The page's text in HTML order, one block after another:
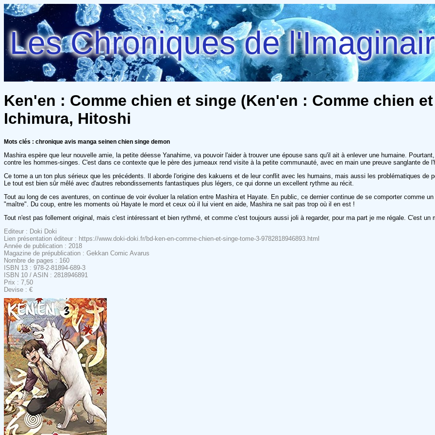
Les Chroniques de
Ken'en : Comme chien et singe (Ken'en : Comme chien
Ichimura, Hitoshi
Mots clés : chronique avis manga seinen chien singe demon
Mashira espère que leur nouvelle amie, la petite déesse Yanahime, va pouvoir l'aider à trouver une épouse sans qu'il ait à enlever une humaine.
contre les hommes-singes. C'est dans ce contexte que le père des jumeaux rend visite à la petite communauté, avec en main une preuve sanglante de
Ce tome a un ton plus sérieux que les précédents. Il aborde l'origine des kakuens et de leur conflit avec les humains, mais aussi les problématiques de
Le tout est bien sûr mêlé avec d'autres rebondissements fantastiques plus légers, ce qui donne un excellent rythme au récit.
Tout au long de ces aventures, on continue de voir évoluer la relation entre Mashira et Hayate. En public, ce dernier continue de se comporter comme
"maître". Du coup, entre les moments où Hayate le mord et ceux où il lui vient en aide, Mashira ne sait pas trop où il en est !
Tout n'est pas follement original, mais c'est intéressant et bien rythmé, et comme c'est toujours aussi joli à regarder, pour ma part je me régale. C'est un
Editeur : Doki Doki
Lien présentation éditeur : https://www.doki-doki.fr/bd-ken-en-comme-chien-et-singe-tome-3-9782818946893.html
Année de publication : 2018
Magazine de prépublication : Gekkan Comic Avarus
Nombre de pages : 160
ISBN 13 : 978-2-81894-689-3
ISBN 10 / ASIN : 2818946891
Prix : 7,50
Devise : €